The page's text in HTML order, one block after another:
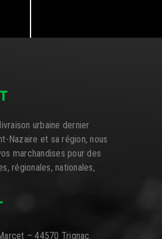
urbaine dernier
Nazaire et sa région, nous
marchandises pour des
régionales, nationales,
– 44570 Trignac